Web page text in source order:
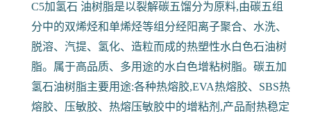
C5加氢石 油树脂是以裂解碳五馏分为原料,由碳五组
分中的双烯烃和单烯烃等组分经阳离子聚合、水洗、
脱溶、汽提、氢化、造粒而成的热塑性水白色石油树
脂。属于高品质、多用途的水白色增粘树脂。碳五加
氢石油树脂主要用途:各种热熔胶,EVA热熔胶、SBS热
熔胶、压敏胶、热熔压敏胶中的增粘剂,产品耐热稳定